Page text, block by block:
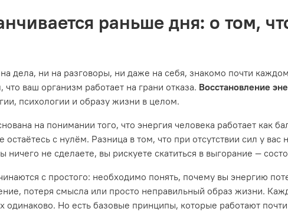
раньше дня: о том,
на дела, ни на разговоры, ни даже на себя, знакомо почти
ваш организм работает на грани отказа. Восстановление
психологии и образу жизни в целом.
на понимании того, что энергия человека работает как
остаётесь с нулём. Разница в том, что при отсутствии сил у
не сделаете, вы рискуете скатиться в выгорание —
с простого: необходимо понять, почему вы энергию
потеря смысла или просто неправильный образ жизни.
одинаково. Но есть базовые принципы, которые работают